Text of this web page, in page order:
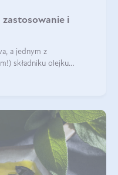
i
a jednym z
składniku olejku